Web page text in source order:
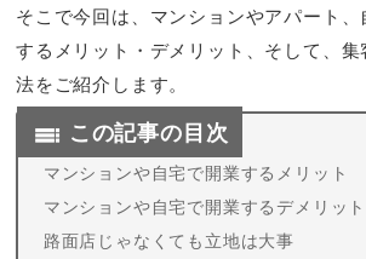
そこで今回は、マンションやアパート
するメリット・デメリット、そして、
法をご紹介します。
この記事の目次
マンションや自宅で開業するメリット
マンションや自宅で開業するデメリット
路面店じゃなくても立地は大事